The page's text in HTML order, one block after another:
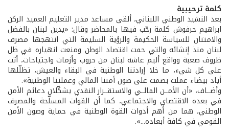
كلمة ترحيبية
بعد النشيد الوطني اللبناني، ألقى مساعد مدير التعليم العميد الركن
ابراهيم حرفوش كلمة رحّب فيها بالمحاضر وقال: «يدين لبنان بالفضل
والامتنان للسياسة الحكيمة والرؤية السليمة التي انتهجها مصرف
لبنان منذ إنشائه والتي حمت اقتصاد الوطن ومنعت انهياره في ظل
ظروف صعبة وواقع أليم عاشه لبنان من حروب وأزمات واجتياحات، أتت
على كل شيء، ما خلا إرادتنا الوطنية في البقاء والعيش، تظلّلها
أياد بيضاء عملت بصمت على صون أمننا المالي وعملتنا الوطنية».
وأضــاف، «أن الأمــن المالــي والاستقــرار النقدي يشكّلان دعائم الأمن
في بعده الاقتصاي والاجتماعي، كما أن القوات المسلّحة والمصرف
الوطني، هما من أهم أدوات القوة الوطنية في حماية وصون الأمن
القومي في كافة أبعاده...».